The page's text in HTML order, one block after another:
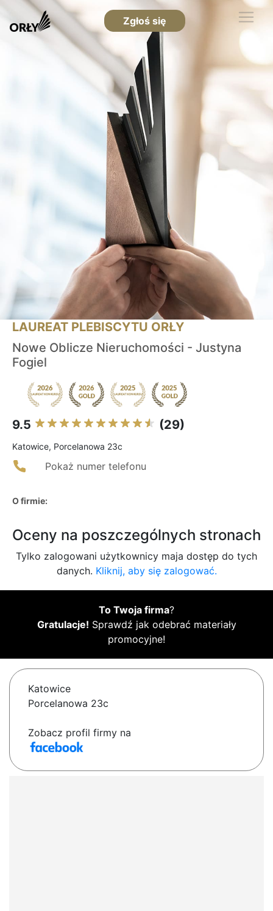
Zgłoś się
LAUREAT PLEBISCYTU ORŁY
Nowe Oblicze Nieruchomości - Justyna
Fogiel
9.5 (29)
Katowice, Porcelanowa 23c
Pokaż numer telefonu
O firmie:
Oceny na poszczególnych stronach
Tylko zalogowani użytkownicy maja dostęp do tych
danych. Kliknij, aby się zalogować.
To Twoja firma?
Gratulacje! Sprawdź jak odebrać materiały
promocyjne!
Katowice
Porcelanowa 23c
Zobacz profil firmy na